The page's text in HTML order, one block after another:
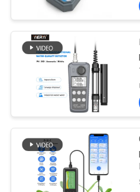
CONTRÔLE
QUALITÉ
CONTACT
NOUVELLES
mètre de
l'eau